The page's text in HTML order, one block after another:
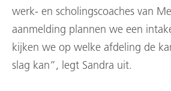
werk- en scholingscoaches van
aanmelding plannen we een
kijken we op welke afdeling de
slag kan”, legt Sandra uit.